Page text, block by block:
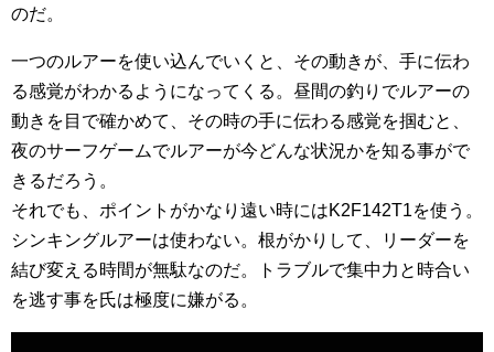
のだ。
一つのルアーを使い込んでいくと、その動きが、手に伝わ
る感覚がわかるようになってくる。昼間の釣りでルアーの
動きを目で確かめて、その時の手に伝わる感覚を掴むと、
夜のサーフゲームでルアーが今どんな状況かを知る事がで
きるだろう。
それでも、ポイントがかなり遠い時にはK2F142T1を使う。
シンキングルアーは使わない。根がかりして、リーダーを
結び変える時間が無駄なのだ。トラブルで集中力と時合い
を逃す事を氏は極度に嫌がる。